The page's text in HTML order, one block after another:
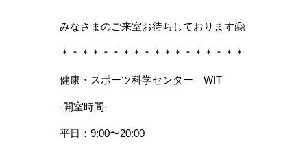
みなさまのご来室お待ちしております🤗
＊＊＊＊＊＊＊＊＊＊＊＊＊＊＊＊＊＊
健康・スポーツ科学センター　WIT
-開室時間-
平日：9:00〜20:00